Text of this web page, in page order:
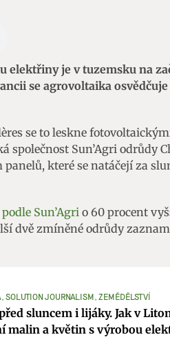
elektřiny je v tuzemsku na
se agrovoltaika
se to leskne
společnost Sun’Agri odrůdy
které se natáčejí za
podle Sun’Agri o 60 procent
dvě zmíněné odrůdy
SOLUTION JOURNALISM, ZEMĚDĚLSTVÍ
sluncem i lijáky. Jak v
malin a květin s výrobou